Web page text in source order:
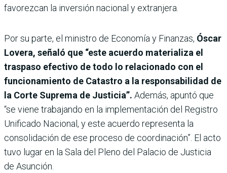
favorezcan la inversión nacional y extranjera.
Por su parte, el ministro de Economía y Finanzas, Óscar
Lovera, señaló que “este acuerdo materializa el
traspaso efectivo de todo lo relacionado con el
funcionamiento de Catastro a la responsabilidad de
la Corte Suprema de Justicia”. Además, apuntó que
“se viene trabajando en la implementación del Registro
Unificado Nacional, y este acuerdo representa la
consolidación de ese proceso de coordinación”. El acto
tuvo lugar en la Sala del Pleno del Palacio de Justicia
de Asunción.